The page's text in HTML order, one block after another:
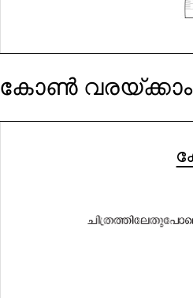
കോൺ വരയ്ക്കാം